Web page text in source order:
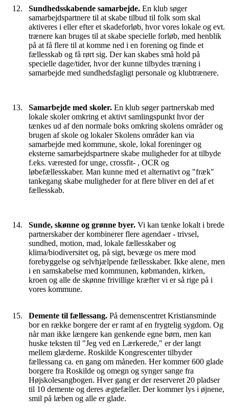
Sundhedsskabende samarbejde. En klub søger
samarbejdspartnere til at skabe tilbud til folk som skal
aktiveres i eller efter et skadeforløb, hvor vores lokale og evt.
trænere kan bruges til at skabe specielle forløb, med henblik
på at få flere til at komme ned i en forening og finde et
fællesskab og få rørt sig. Der kan skabes små hold på
specielle dage/tider, hvor der kunne tilbydes træning i
samarbejde med sundhedsfagligt personale og klubtrænere.
Samarbejde med skoler. En klub søger partnerskab med
lokale skoler omkring et aktivt samlingspunkt hvor der
tænkes ud af den normale boks omkring skolens områder og
brugen af skole og lokaler Skolens områder kan via
samarbejde med kommune, skole, lokal foreninger og
eksterne samarbejdspartnere skabe muligheder for at tilbyde
f.eks. værested for unge, crossfit- , OCR og
løbefællesskaber. Man kunne med et alternativt og "fræk"
tankegang skabe muligheder for at flere bliver en del af et
fællesskab.
Sunde, skønne og grønne byer. Vi kan tænke lokalt i brede
partnerskaber der kombinerer flere agendaer - trivsel,
sundhed, motion, mad, lokale fællesskaber og
klima/biodiversitet og, på sigt, bevæge os mere mod
forebyggelse og selvhjælpende fællesskaber. Ikke alene, men
i en samskabelse med kommunen, købmanden, kirken,
kroen og alle de skønne frivillige kræfter vi er så rige på i
vores kommune.
Demente til fællessang. På demenscentret Kristiansminde
bor en række borgere der er ramt af en frygtelig sygdom. Og
når man ikke længere kan genkende egne børn, men kan
huske teksten til "Jeg ved en Lærkerede," er der langt
mellem glæderne. Roskilde Kongrescenter tilbyder
fællessang ca. en gang om måneden. Her kommer 600 glade
borgere fra Roskilde og omegn og synger sange fra
Højskolesangbogen. Hver gang er der reserveret 20 pladser
til 10 demente og deres ægtefæller. Der kommer lys i øjnene,
smil på læben og alle er glade.